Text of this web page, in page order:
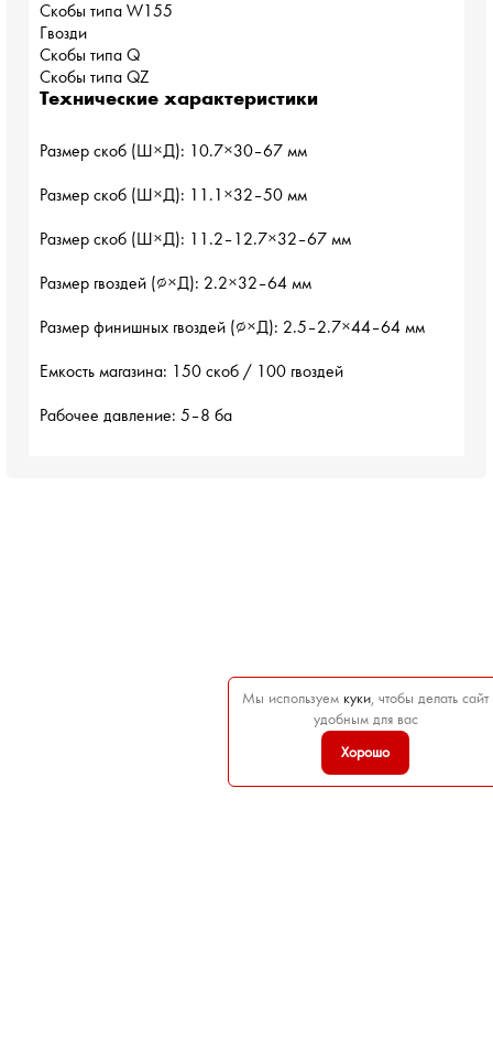
Мы используем куки , чтобы делать сайт
удобным для вас
Хорошо
Скобы типа W155
Гвозди
Скобы типа Q
Скобы типа QZ
Технические характеристики
Размер скоб (Ш×Д): 10.7×30–67 мм
Размер скоб (Ш×Д): 11.1×32–50 мм
Размер скоб (Ш×Д): 11.2–12.7×32–67 мм
Размер гвоздей (∅×Д): 2.2×32–64 мм
Размер финишных гвоздей (∅×Д): 2.5–2.7×44–64 мм
Емкость магазина: 150 скоб / 100 гвоздей
Рабочее давление: 5–8 ба